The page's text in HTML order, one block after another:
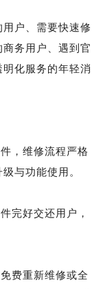
户、需要快速修
务用户、遇到官
化服务的年轻消
，维修流程严格
与功能使用。
完好交还用户，
费重新维修或全